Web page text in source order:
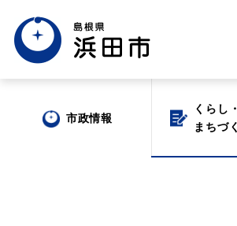
市政情報
くらし
まちづ
市政情報
くらし
まちづ